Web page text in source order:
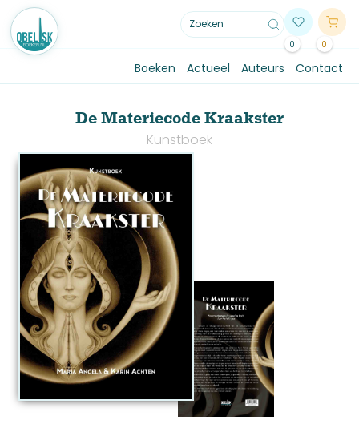
0 0
Boeken Actueel Auteurs Contact
De Materiecode Kraakster
Kunstboek